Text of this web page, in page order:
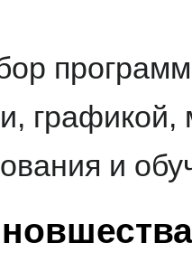
графикой,
и